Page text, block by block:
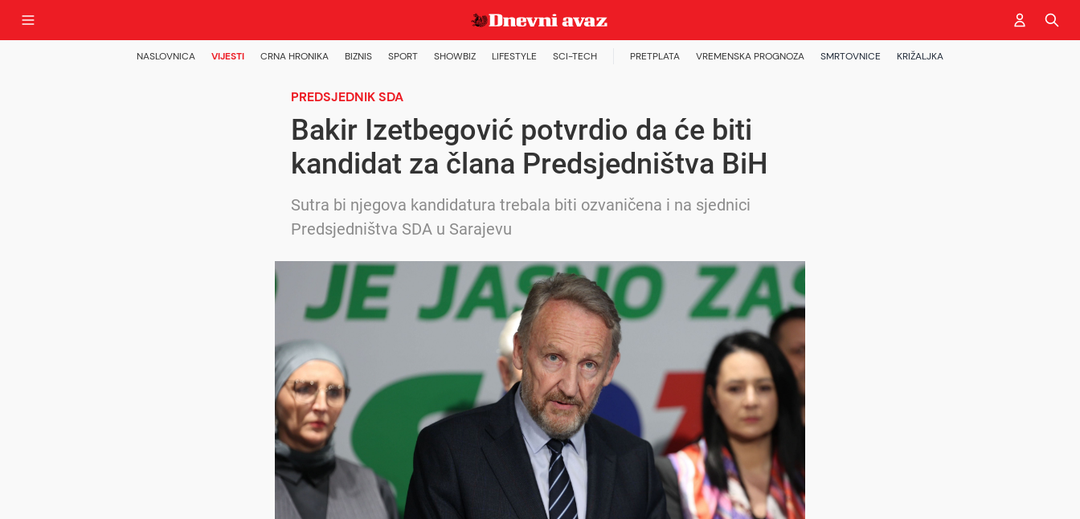
NASLOVNICA VIJESTI CRNA HRONIKA BIZNIS SPORT SHOWBIZ LIFESTYLE SCI-TECH PRETPLATA VREMENSKA PROGNOZA SMRTOVNICE KRIŽALJKA
PREDSJEDNIK SDA
Bakir Izetbegović potvrdio da će biti
kandidat za člana Predsjedništva BiH
Sutra bi njegova kandidatura trebala biti ozvaničena i na sjednici
Predsjedništva SDA u Sarajevu